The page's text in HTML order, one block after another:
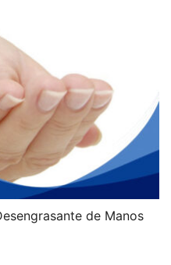
de Manos